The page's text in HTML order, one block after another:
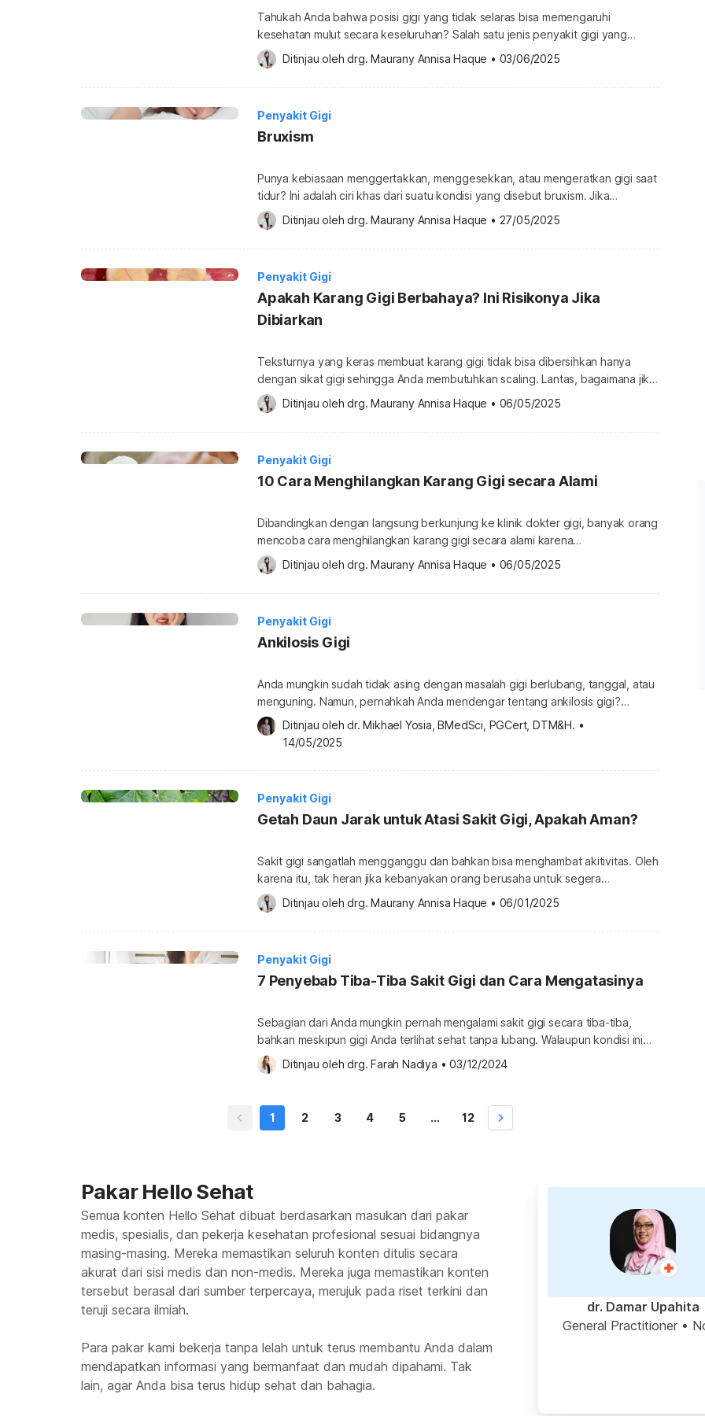
Tahukah Anda bahwa posisi gigi yang tidak selaras bisa memengaruhi
kesehatan mulut secara keseluruhan? Salah satu jenis penyakit gigi yang
kerap terjadi tetapi sering tidak disadari adalah crossbite. Cari tahu apa saja
penyebab hingga cara mengatasinya di bawah in! Apa itu crossbite? Crossbite
atau gigitan silang adalah kondisi ketika satu atau lebih gigi atas berada di
Ditinjau oleh drg. Maurany Annisa Haque • 03/06/2025
Penyakit Gigi
Bruxism
Punya kebiasaan menggertakkan, menggesekkan, atau mengeratkan gigi saat
tidur? Ini adalah ciri khas dari suatu kondisi yang disebut bruxism. Jika
dibiarkan, kebiasaan ini bisa menyebabkan masalah lebih lanjut pada gigi dan
mulut. Simak gejala, penyebab, hingga penanganannya di sini. Apa itu bruxism?
Bruxism adalah kondisi saat seseorang menggertakkan, mengatupkan,
biasanya […]
Ditinjau oleh drg. Maurany Annisa Haque • 27/05/2025
Penyakit Gigi
Apakah Karang Gigi Berbahaya? Ini Risikonya Jika
Dibiarkan
Teksturnya yang keras membuat karang gigi tidak bisa dibersihkan hanya
dengan sikat gigi sehingga Anda membutuhkan scaling. Lantas, bagaimana jika
Anda tidak pernah melakukan scaling? Apakah karang gigi berbahaya jika tidak
dibersihkan dan dibiarkan terus menumpuk? Simak jawabannya berikut ini.
Apakah karang gigi berbahaya jika tidak dibersihkan? Meski beberapa orang
Ditinjau oleh drg. Maurany Annisa Haque • 06/05/2025
Penyakit Gigi
10 Cara Menghilangkan Karang Gigi secara Alami
Dibandingkan dengan langsung berkunjung ke klinik dokter gigi, banyak orang
mencoba cara menghilangkan karang gigi secara alami karena
menganggapnya lebih mudah dan terjangkau. Namun, apakah metode ini
efektif untuk membersihkan karang gigi yang mengeras? Cara menghilangkan
karang gigi secara alami Karang gigi adalah penumpukan plak yang sudah
Ditinjau oleh drg. Maurany Annisa Haque • 06/05/2025
Penyakit Gigi
Ankilosis Gigi
Anda mungkin sudah tidak asing dengan masalah gigi berlubang, tanggal, atau
menguning. Namun, pernahkah Anda mendengar tentang ankilosis gigi?
Kelainan gigi yang langka ini bisa menyebabkan gangguan mengunyah hingga
berbagai masalah gigi jika tidak ditangani dengan tepat. Simak apa saja gejala
kelainan langka yang membuat gigi […]
Ditinjau oleh dr. Mikhael Yosia, BMedSci, PGCert, DTM&H. •
14/05/2025
Penyakit Gigi
Getah Daun Jarak untuk Atasi Sakit Gigi, Apakah Aman?
Sakit gigi sangatlah mengganggu dan bahkan bisa menghambat akitivitas. Oleh
karena itu, tak heran jika kebanyakan orang berusaha untuk segera
mengobatinya. Selain mengandalkan obat-obatan, ada juga yang
mengandalkan obat alami seperti getah daun jarak untuk mengatasi sakit gigi.
Namun, apakah getah daun jarak aman untuk mengatasi gigi yang nyeri?
Ditinjau oleh drg. Maurany Annisa Haque • 06/01/2025
Penyakit Gigi
7 Penyebab Tiba-Tiba Sakit Gigi dan Cara Mengatasinya
Sebagian dari Anda mungkin pernah mengalami sakit gigi secara tiba-tiba,
bahkan meskipun gigi Anda terlihat sehat tanpa lubang. Walaupun kondisi ini
dapat membaik dengan sendirinya, Anda sebaiknya tidak membiarkannya
berlarut-larut. Mengapa demikian dan apa penyebabnya? Apa penyebab tiba-
Ditinjau oleh drg. Farah Nadiya • 03/12/2024
1 2 3 4 5 ... 12
Pakar Hello Sehat
Semua konten Hello Sehat dibuat berdasarkan masukan dari pakar
medis, spesialis, dan pekerja kesehatan profesional sesuai bidangnya
masing-masing. Mereka memastikan seluruh konten ditulis secara
akurat dari sisi medis dan non-medis. Mereka juga memastikan konten
tersebut berasal dari sumber terpercaya, merujuk pada riset terkini dan
teruji secara ilmiah.
Para pakar kami bekerja tanpa lelah untuk terus membantu Anda dalam
mendapatkan informasi yang bermanfaat dan mudah dipahami. Tak
lain, agar Anda bisa terus hidup sehat dan bahagia.
dr. Damar Upahita
General Practitioner•